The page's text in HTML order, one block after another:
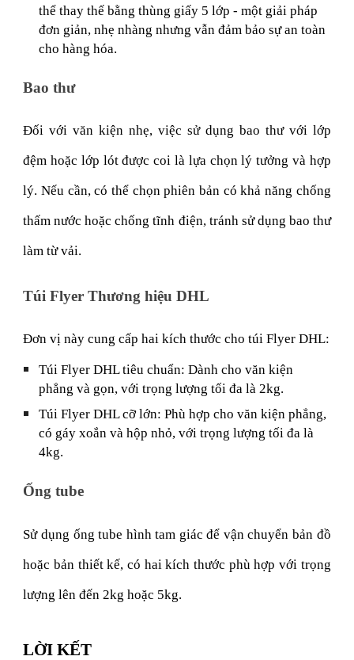
thể thay thế bằng thùng giấy 5 lớp - một giải pháp
đơn giản, nhẹ nhàng nhưng vẫn đảm bảo sự an toàn
cho hàng hóa.
Bao thư
Đối với văn kiện nhẹ, việc sử dụng bao thư với lớp
đệm hoặc lớp lót được coi là lựa chọn lý tưởng và hợp
lý. Nếu cần, có thể chọn phiên bản có khả năng chống
thấm nước hoặc chống tĩnh điện, tránh sử dụng bao thư
làm từ vải.
Túi Flyer Thương hiệu DHL
Đơn vị này cung cấp hai kích thước cho túi Flyer DHL:
Túi Flyer DHL tiêu chuẩn: Dành cho văn kiện
phẳng và gọn, với trọng lượng tối đa là 2kg.
Túi Flyer DHL cỡ lớn: Phù hợp cho văn kiện phẳng,
có gáy xoắn và hộp nhỏ, với trọng lượng tối đa là
4kg.
Ống tube
Sử dụng ống tube hình tam giác để vận chuyển bản đồ
hoặc bản thiết kế, có hai kích thước phù hợp với trọng
lượng lên đến 2kg hoặc 5kg.
LỜI KẾT